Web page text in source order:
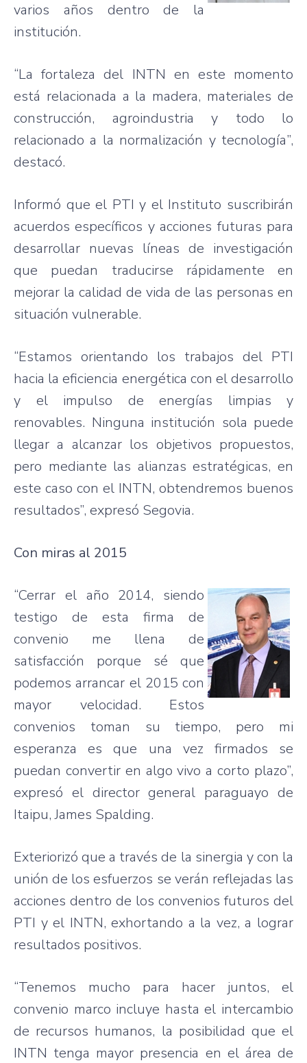
varios años dentro de la
institución.
“La fortaleza del INTN en este momento
está relacionada a la madera, materiales de
construcción, agroindustria y todo lo
relacionado a la normalización y tecnología”,
destacó.
Informó que el PTI y el Instituto suscribirán
acuerdos específicos y acciones futuras para
desarrollar nuevas líneas de investigación
que puedan traducirse rápidamente en
mejorar la calidad de vida de las personas en
situación vulnerable.
“Estamos orientando los trabajos del PTI
hacia la eficiencia energética con el desarrollo
y el impulso de energías limpias y
renovables. Ninguna institución sola puede
llegar a alcanzar los objetivos propuestos,
pero mediante las alianzas estratégicas, en
este caso con el INTN, obtendremos buenos
resultados”, expresó Segovia.
Con miras al 2015
“Cerrar el año 2014, siendo
testigo de esta firma de
convenio me llena de
satisfacción porque sé que
podemos arrancar el 2015 con
mayor velocidad. Estos
convenios toman su tiempo, pero mi
esperanza es que una vez firmados se
puedan convertir en algo vivo a corto plazo”,
expresó el director general paraguayo de
Itaipu, James Spalding.
Exteriorizó que a través de la sinergia y con la
unión de los esfuerzos se verán reflejadas las
acciones dentro de los convenios futuros del
PTI y el INTN, exhortando a la vez, a lograr
resultados positivos.
“Tenemos mucho para hacer juntos, el
convenio marco incluye hasta el intercambio
de recursos humanos, la posibilidad que el
INTN tenga mayor presencia en el área de